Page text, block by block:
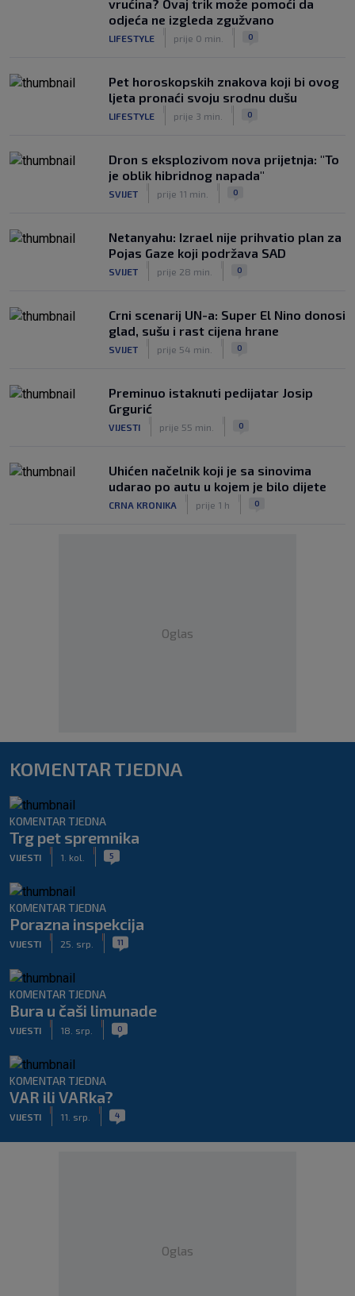
vrućina? Ovaj trik može pomoći da
odjeća ne izgleda zgužvano
LIFESTYLE prije 0 min. 0
Pet horoskopskih znakova koji bi ovog
ljeta pronaći svoju srodnu dušu
LIFESTYLE prije 3 min. 0
Dron s eksplozivom nova prijetnja: "To
je oblik hibridnog napada"
SVIJET prije 11 min. 0
Netanyahu: Izrael nije prihvatio plan za
Pojas Gaze koji podržava SAD
SVIJET prije 28 min. 0
Crni scenarij UN-a: Super El Nino donosi
glad, sušu i rast cijena hrane
SVIJET prije 54 min. 0
Preminuo istaknuti pedijatar Josip
Grgurić
VIJESTI prije 55 min. 0
Uhićen načelnik koji je sa sinovima
udarao po autu u kojem je bilo dijete
CRNA KRONIKA prije 1 h 0
Oglas
KOMENTAR TJEDNA
KOMENTAR TJEDNA
Trg pet spremnika
VIJESTI 1. kol. 5
KOMENTAR TJEDNA
Porazna inspekcija
VIJESTI 25. srp. 11
KOMENTAR TJEDNA
Bura u čaši limunade
VIJESTI 18. srp. 0
KOMENTAR TJEDNA
VAR ili VARka?
VIJESTI 11. srp. 4
Oglas